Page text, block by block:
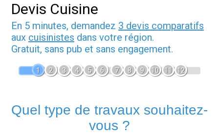
Devis Cuisine
En 5 minutes, demandez 3 devis comparatifs
aux cuisinistes dans votre région.
Gratuit, sans pub et sans engagement.
1 2 3 4 5 6 7 8 9 10 11 12
Quel type de travaux souhaitez-
vous ?